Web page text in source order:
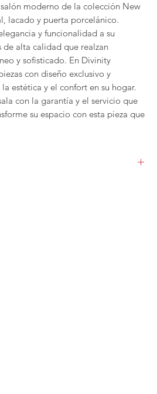
moderno de la colección New
lacado y puerta porcelánico.
y funcionalidad a su
alta calidad que realzan
y sofisticado. En Divinity
con diseño exclusivo y
estética y el confort en su hogar.
con la garantía y el servicio que
su espacio con esta pieza que
Comunidad de Madrid.